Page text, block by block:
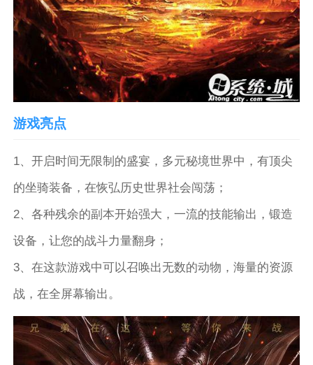
游戏亮点
1、开启时间无限制的盛宴，多元秘境世界中，有顶尖
的坐骑装备，在恢弘历史世界社会闯荡；
2、各种残余的副本开始强大，一流的技能输出，锻造
设备，让您的战斗力量翻身；
3、在这款游戏中可以召唤出无数的动物，海量的资源
战，在全屏幕输出。